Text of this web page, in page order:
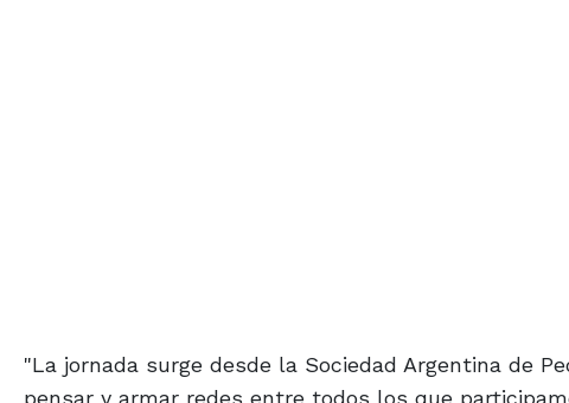
"La jornada surge desde la Sociedad Argentina de
pensar y armar redes entre todos los que